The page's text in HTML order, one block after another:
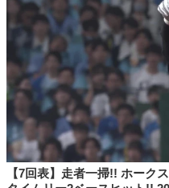
【7回表】走者一掃!! ホーク